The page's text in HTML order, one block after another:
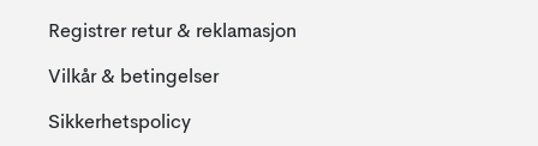
Registrer retur & reklamasjon
Vilkår & betingelser
Sikkerhetspolicy